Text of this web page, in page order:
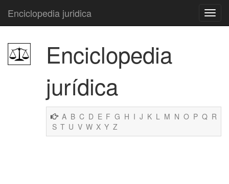
Enciclopedia juridica
Enciclopedia
jurídica
A B C D E F G H I J K L M N O P Q R
S T U V W X Y Z